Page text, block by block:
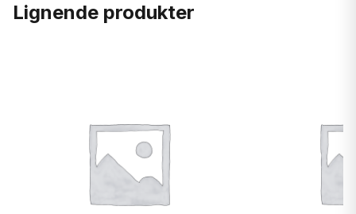
Lignende produkter